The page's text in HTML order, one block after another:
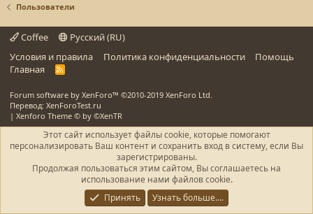
Пользователи
Coffee
Русский (RU)
Условия и правила
Политика конфиденциальности
Помощь
Главная
R
Forum software by XenForo™ ©2010-2019 XenForo Ltd.
Перевод: XenForoTest.ru
| Xenforo Theme © by ©XenTR
Этот сайт использует файлы cookie, которые помогают
персонализировать Ваш контент и сохранить вход в систему, если Вы
зарегистрированы.
Продолжая пользоваться этим сайтом, Вы соглашаетесь на
использование нами файлов cookie.
Принять
Узнать больше....